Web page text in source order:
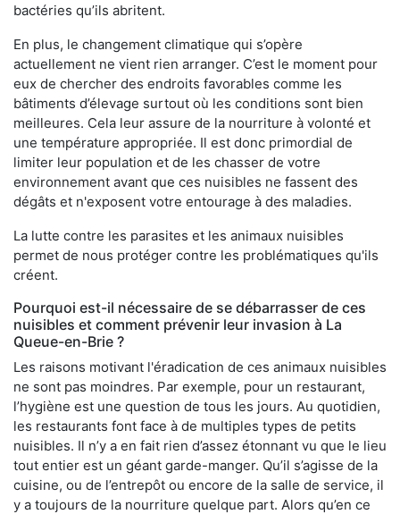
bactéries qu’ils abritent.
En plus, le changement climatique qui s’opère
actuellement ne vient rien arranger. C’est le moment pour
eux de chercher des endroits favorables comme les
bâtiments d’élevage surtout où les conditions sont bien
meilleures. Cela leur assure de la nourriture à volonté et
une température appropriée. Il est donc primordial de
limiter leur population et de les chasser de votre
environnement avant que ces nuisibles ne fassent des
dégâts et n'exposent votre entourage à des maladies.
La lutte contre les parasites et les animaux nuisibles
permet de nous protéger contre les problématiques qu'ils
créent.
Pourquoi est-il nécessaire de se débarrasser de ces
nuisibles et comment prévenir leur invasion à La
Queue-en-Brie ?
Les raisons motivant l'éradication de ces animaux nuisibles
ne sont pas moindres. Par exemple, pour un restaurant,
l’hygiène est une question de tous les jours. Au quotidien,
les restaurants font face à de multiples types de petits
nuisibles. Il n’y a en fait rien d’assez étonnant vu que le lieu
tout entier est un géant garde-manger. Qu’il s’agisse de la
cuisine, ou de l’entrepôt ou encore de la salle de service, il
y a toujours de la nourriture quelque part. Alors qu’en ce